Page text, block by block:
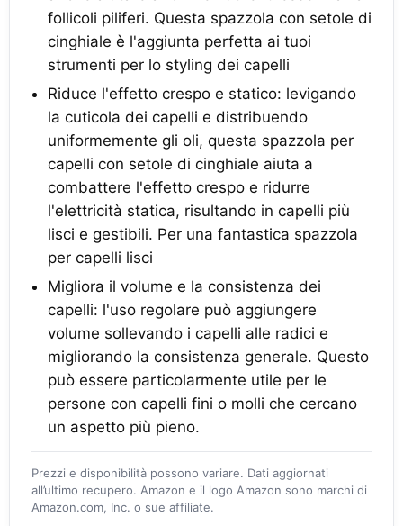
follicoli piliferi. Questa spazzola con setole di
cinghiale è l'aggiunta perfetta ai tuoi
strumenti per lo styling dei capelli
Riduce l'effetto crespo e statico: levigando
la cuticola dei capelli e distribuendo
uniformemente gli oli, questa spazzola per
capelli con setole di cinghiale aiuta a
combattere l'effetto crespo e ridurre
l'elettricità statica, risultando in capelli più
lisci e gestibili. Per una fantastica spazzola
per capelli lisci
Migliora il volume e la consistenza dei
capelli: l'uso regolare può aggiungere
volume sollevando i capelli alle radici e
migliorando la consistenza generale. Questo
può essere particolarmente utile per le
persone con capelli fini o molli che cercano
un aspetto più pieno.
Prezzi e disponibilità possono variare. Dati aggiornati
all’ultimo recupero. Amazon e il logo Amazon sono marchi di
Amazon.com, Inc. o sue affiliate.